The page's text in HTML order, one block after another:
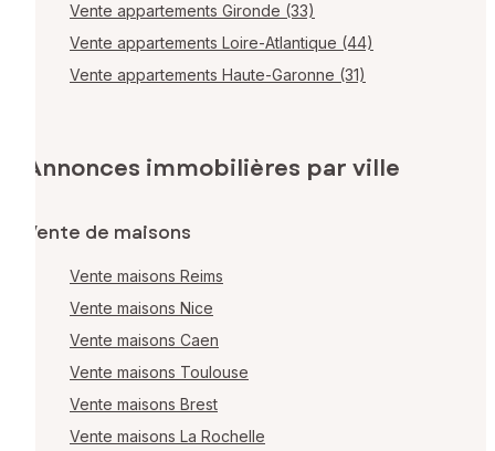
Vente appartements Gironde (33)
Vente appartements Loire-Atlantique (44)
Vente appartements Haute-Garonne (31)
Annonces immobilières par ville
Vente de maisons
Vente maisons Reims
Vente maisons Nice
Vente maisons Caen
Vente maisons Toulouse
Vente maisons Brest
Vente maisons La Rochelle